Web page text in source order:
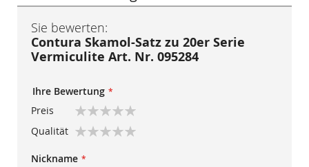
Sie bewerten:
Contura Skamol-Satz zu 20er Serie
Vermiculite Art. Nr. 095284
Ihre Bewertung
Preis
star
stars
stars
stars
stars
Qualität
star
stars
stars
stars
stars
Nickname